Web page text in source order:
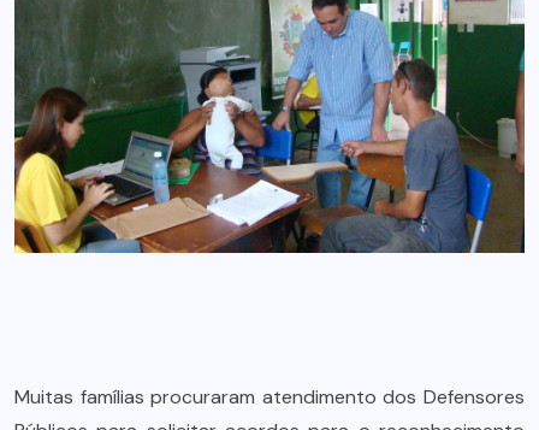
Muitas famílias procuraram atendimento dos Defensores